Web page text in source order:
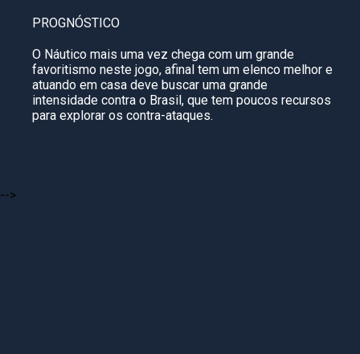
PROGNÓSTICO
O Náutico mais uma vez chega com um grande
favoritismo neste jogo, afinal tem um elenco melhor e
atuando em casa deve buscar uma grande
intensidade contra o Brasil, que tem poucos recursos
para explorar os contra-ataques.
-->